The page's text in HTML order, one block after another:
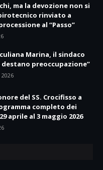
ma la devozione non si
rinviato a
al “Passo”
Marina, il sindaco
preoccupazione”
del SS. Crocifisso a
completo dei
aprile al 3 maggio 2026